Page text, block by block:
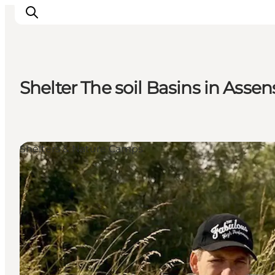
Cosa fare
Dove dormire
Pianifica il viaggio
Shelter The soil Basins in
Shelters & Nature Camps